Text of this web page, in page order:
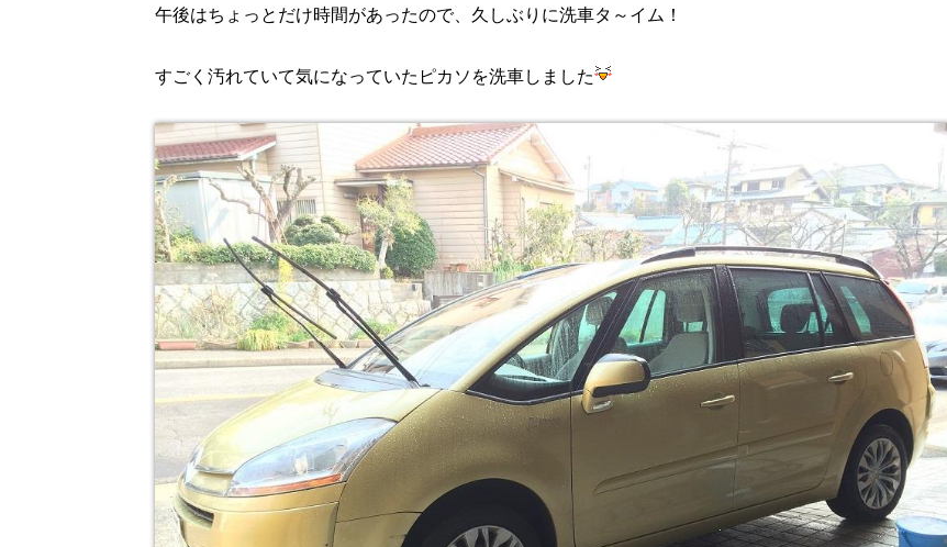
午後はちょっとだけ時間があったので、久しぶりに洗車タ～イム！
すごく汚れていて気になっていたピカソを洗車しました